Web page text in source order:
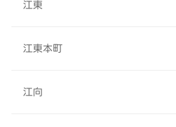
江東
江東本町
江向